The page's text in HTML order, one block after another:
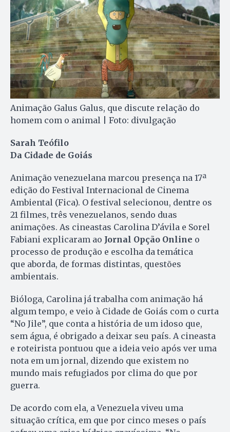
Animação Galus Galus, que discute relação do
homem com o animal | Foto: divulgação
Sarah Teófilo
Da Cidade de Goiás
Animação venezuelana marcou presença na 17ª
edição do Festival Internacional de Cinema
Ambiental (Fica). O festival selecionou, dentre os
21 filmes, três venezuelanos, sendo duas
animações. As cineastas Carolina D’ávila e Sorel
Fabiani explicaram ao Jornal Opção Online o
processo de produção e escolha da temática
que aborda, de formas distintas, questões
ambientais.
Bióloga, Carolina já trabalha com animação há
algum tempo, e veio à Cidade de Goiás com o curta
“No Jile”, que conta a história de um idoso que,
sem água, é obrigado a deixar seu país. A cineasta
e roteirista pontuou que a ideia veio após ver uma
nota em um jornal, dizendo que existem no
mundo mais refugiados por clima do que por
guerra.
De acordo com ela, a Venezuela viveu uma
situação crítica, em que por cinco meses o país